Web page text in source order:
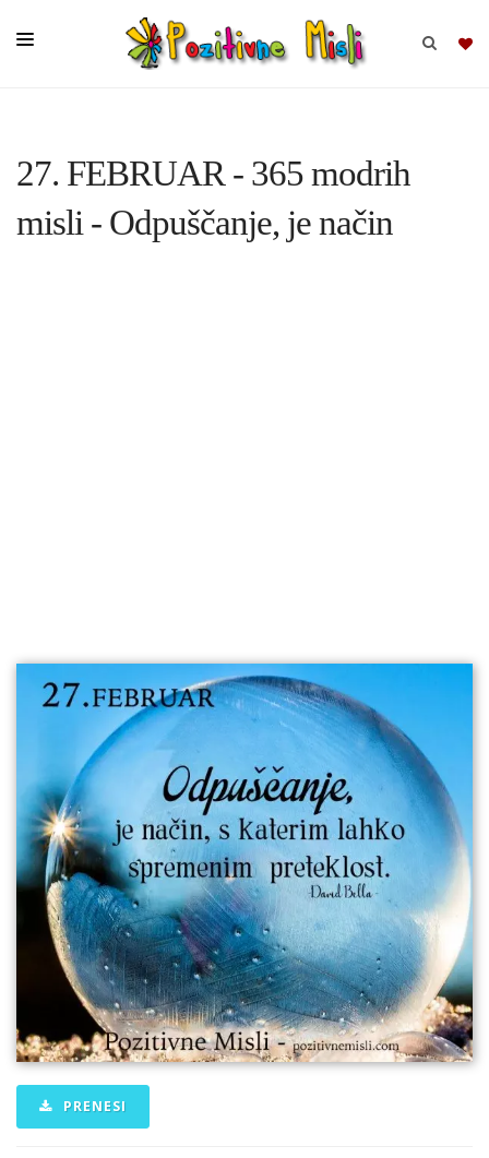
MISLI
27. FEBRUAR - 365 modrih
misli - Odpuščanje, je način
PRENESI